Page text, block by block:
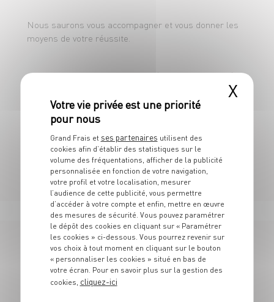
Nous saurons vous accompagner et vous donner les
moyens de votre réussite.
CDI 10h - du lundi au dimanche (repos en semaine).
Amplitudes horaires de 7h00 à 20h00.
Rémunération : smic horaire + primes sur objectifs.
177 OFFRES
EN VENDEUR ÉPICERIES
X
Grand Frais et ses partenaires utilisent des
cookies afin d’établir des statistiques sur le
volume des fréquentations, afficher de la publicité
personnalisée en fonction de votre navigation,
votre profil et votre localisation, mesurer
l’audience de cette publicité, vous permettre
d’accéder à votre compte et enfin, mettre en œuvre
des mesures de sécurité. Vous pouvez paramétrer
le dépôt des cookies en cliquant sur « Paramétrer
les cookies » ci-dessous. Vous pourrez revenir sur
vos choix à tout moment en cliquant sur le bouton
« personnaliser les cookies » situé en bas de
votre écran. Pour en savoir plus sur la gestion des
cookies, cliquez-ici